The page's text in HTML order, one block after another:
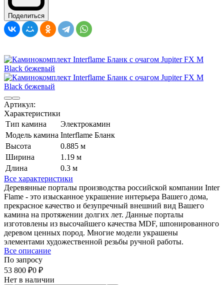
Поделиться
Артикул:
Характеристики
Тип камина
Электрокамин
Модель камина Interflame Бланк
Высота
0.885 м
Ширина
1.19 м
Длина
0.3 м
Все характеристики
Деревянные порталы производства российской компании Inter
Flame - это изысканное украшение интерьера Вашего дома,
прекрасное качество и безупречный внешний вид Вашего
камина на протяжении долгих лет. Данные порталы
изготовлены из высочайшего качества MDF, шпонированного
деревом ценных пород. Многие модели украшены
элементами художественной резьбы ручной работы.
Все описание
По запросу
53 800 ₽0 ₽
Нет в наличии